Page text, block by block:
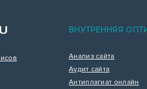
ВНУТРЕННЯЯ
Анализ сайта
Аудит сайта
Антиплагиат онлайн